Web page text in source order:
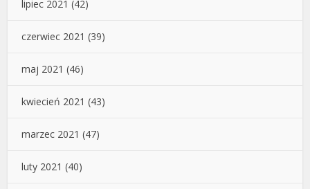
lipiec 2021 (42)
czerwiec 2021 (39)
maj 2021 (46)
kwiecień 2021 (43)
marzec 2021 (47)
luty 2021 (40)